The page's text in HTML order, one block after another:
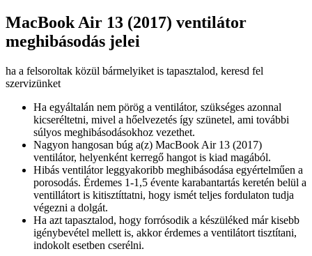
MacBook Air 13 (2017) ventilátor
meghibásodás jelei
ha a felsoroltak közül bármelyiket is tapasztalod, keresd fel
szervizünket
Ha egyáltalán nem pörög a ventilátor, szükséges azonnal
kicseréltetni, mivel a hőelvezetés így szünetel, ami további
súlyos meghibásodásokhoz vezethet.
Nagyon hangosan búg a(z) MacBook Air 13 (2017)
ventilátor, helyenként kerregő hangot is kiad magából.
Hibás ventilátor leggyakoribb meghibásodása egyértelműen a
porosodás. Érdemes 1-1,5 évente karabantartás keretén belül a
ventillátort is kitisztíttatni, hogy ismét teljes fordulaton tudja
végezni a dolgát.
Ha azt tapasztalod, hogy forrósodik a készüléked már kisebb
igénybevétel mellett is, akkor érdemes a ventilátort tisztítani,
indokolt esetben cserélni.